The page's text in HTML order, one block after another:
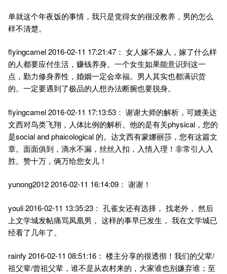
单就这个年夜饭的事情，我只是觉得女的很没教养，男的怎么
样不清楚。
flyingcamel 2016-02-11 17:21:47： 女人嫁不嫁人，嫁了什么样
的人都要应付生活，赚钱养身。一个女生如果能意识到这一
点，勤力修身养性，婚姻一定会幸福。男人其实也都满识货
的。一定要遇到了极品的人想办法断腕也要脱身。
flyingcamel 2016-02-11 17:13:53： 谢谢大师的解析，可媲美达
文西对鸟类飞翔，人体比例的解析。他的是有关physical，您的
是social and phaicological 的。达文西有蒙娜丽莎，您有这篇文
章。面面俱到，滴水不漏，丝丝入扣，入情入理！非常引人入
胜。赞十万，俩万给您女儿！
yunong2012 2016-02-11 16:14:09： 谢谢！
youli 2016-02-11 13:35:23： 孔雀女还有选择， 找老外， 然后
上文学城发帖痛骂凤凰男， 这样的事早已发生， 我在文学城已
经看了几年了。
rainfy 2016-02-11 08:51:16： 楼主分享的很透彻！我们的父辈/
祖父辈/曾祖父辈，谁不是从农村来的，大家谁也别嫌弃谁；至